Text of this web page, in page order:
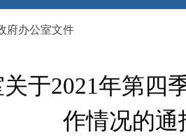
府办公室文件
于2021年第四
作情况的通